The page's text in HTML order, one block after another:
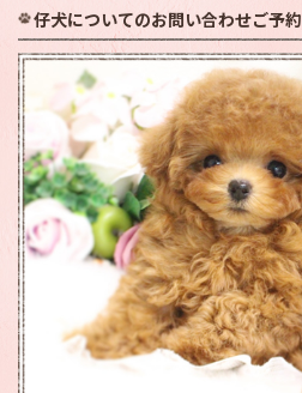
仔犬についてのお問い合わせご予約